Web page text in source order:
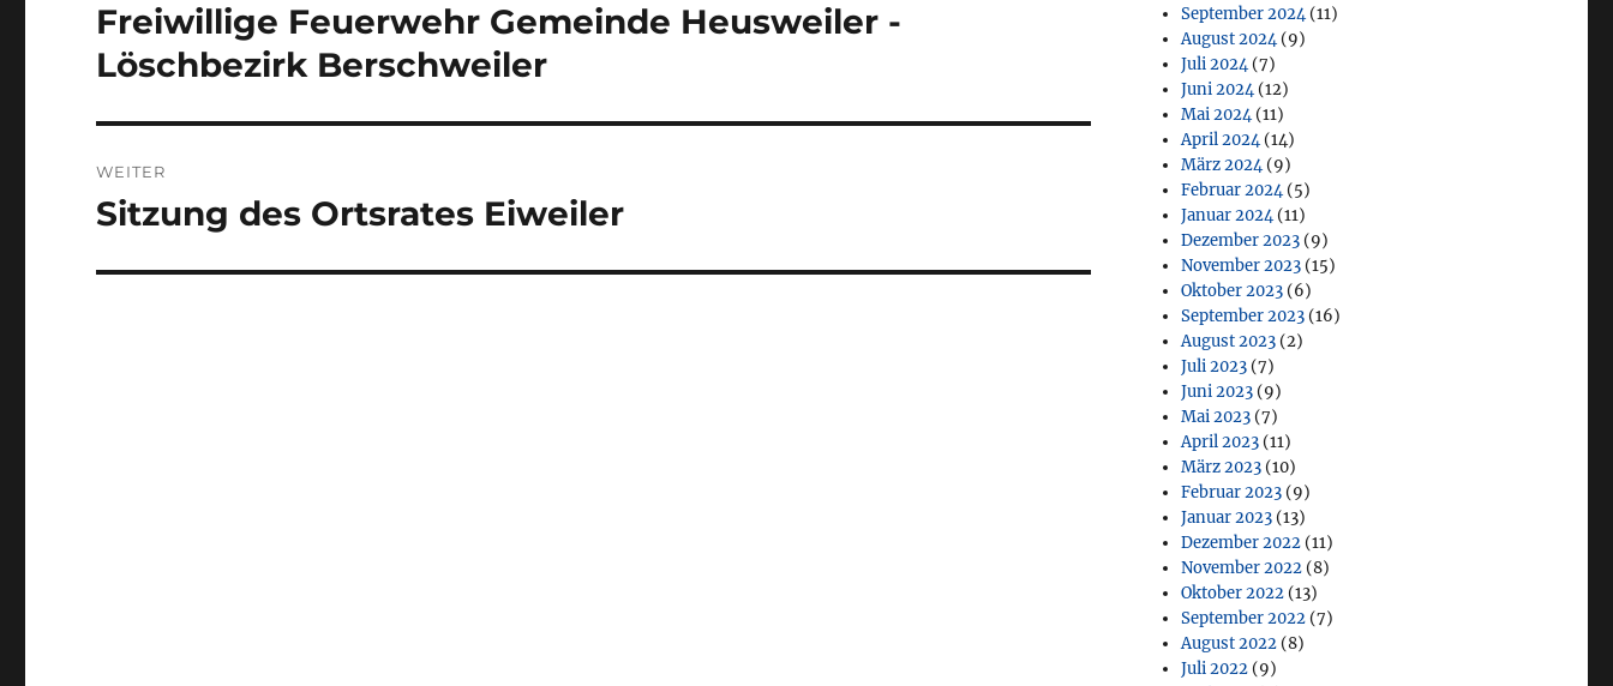
Vorheriger
Beitrag:
Freiwillige Feuerwehr Gemeinde Heusweiler -
Löschbezirk Berschweiler
WEITER
Nächster
Sitzung des Ortsrates Eiweiler
September 2024(11)
August 2024(9)
Juli 2024(7)
Juni 2024(12)
Mai 2024(11)
April 2024(14)
März 2024(9)
Februar 2024(5)
Januar 2024(11)
Dezember 2023 (9)
November 2023 (15)
Oktober 2023 (6)
September 2023 (16)
August 2023 (2)
Juli 2023 (7)
Juni 2023 (9)
Mai 2023 (7)
April 2023 (11)
März 2023 (10)
Februar 2023 (9)
Januar 2023 (13)
Dezember 2022 (11)
November 2022 (8)
Oktober 2022 (13)
September 2022 (7)
August 2022 (8)
Juli 2022 (9)